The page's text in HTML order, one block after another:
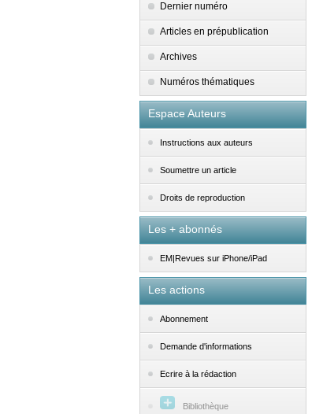
Dernier numéro
Articles en prépublication
Archives
Numéros thématiques
Espace Auteurs
Instructions aux auteurs
Soumettre un article
Droits de reproduction
Les + abonnés
EM|Revues sur iPhone/iPad
Les actions
Abonnement
Demande d'informations
Ecrire à la rédaction
Bibliothèque